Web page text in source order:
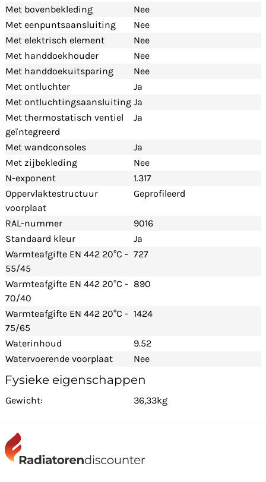
Met bovenbekleding
Nee
Met eenpuntsaansluiting
Nee
Met elektrisch element
Nee
Met handdoekhouder
Nee
Met handdoekuitsparing
Nee
Met ontluchter
Ja
Met ontluchtingsaansluiting Ja
Met thermostatisch ventiel
geïntegreerd
Ja
Met wandconsoles
Ja
Met zijbekleding
Nee
N-exponent
1.317
Oppervlaktestructuur
voorplaat
Geprofileerd
RAL-nummer
9016
Standaard kleur
Ja
Warmteafgifte EN 442 20°C -
55/45
727
Warmteafgifte EN 442 20°C -
70/40
890
Warmteafgifte EN 442 20°C -
75/65
1424
Waterinhoud
9.52
Watervoerende voorplaat
Nee
Fysieke eigenschappen
Gewicht: 36,33kg